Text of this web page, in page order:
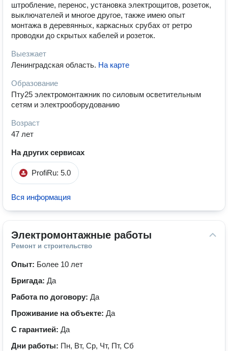
штробление, перенос, установка электрощитов, розеток,
выключателей и многое другое, также имею опыт
монтажа в деревянных, каркасных срубах от ретро
проводки до скрытых кабелей и розеток.
Выезжает
Ленинградская область. На карте
Образование
Пту25 электромонтажник по силовым осветительным
сетям и электрооборудованию
Возраст
47 лет
На других сервисах
ProfiRu: 5.0
Вся информация
Электромонтажные работы
Ремонт и строительство
Опыт: Более 10 лет
Бригада: Да
Работа по договору: Да
Проживание на объекте: Да
С гарантией: Да
Дни работы: Пн, Вт, Ср, Чт, Пт, Сб